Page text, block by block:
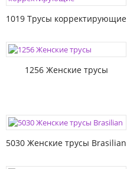
1019 Трусы корректирующие
1256 Женские трусы
5030 Женские трусы Brasilian